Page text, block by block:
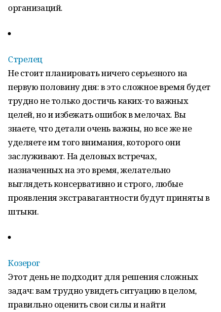
организаций.
Стрелец
Не стоит планировать ничего серьезного на
первую половину дня: в это сложное время будет
трудно не только достичь каких-то важных
целей, но и избежать ошибок в мелочах. Вы
знаете, что детали очень важны, но все же не
уделяете им того внимания, которого они
заслуживают. На деловых встречах,
назначенных на это время, желательно
выглядеть консервативно и строго, любые
проявления экстравагантности будут приняты в
штыки.
Козерог
Этот день не подходит для решения сложных
задач: вам трудно увидеть ситуацию в целом,
правильно оценить свои силы и найти